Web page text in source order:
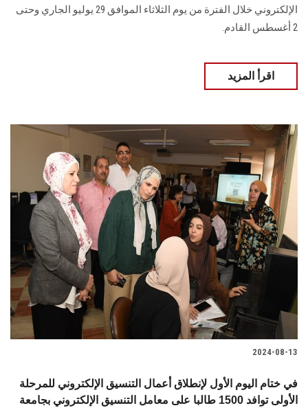
الإلكتروني خلال الفترة من يوم الثلاثاء الموافق 29 يوليو الجاري وحتى
2 أغسطس القادم.
اقرأ المزيد
2024-08-13
في ختام اليوم الأول لإنطلاق أعمال التنسيق الإلكتروني للمرحلة
الأولى توافد 1500 طالبا على معامل التنسيق الإلكتروني بجامعة